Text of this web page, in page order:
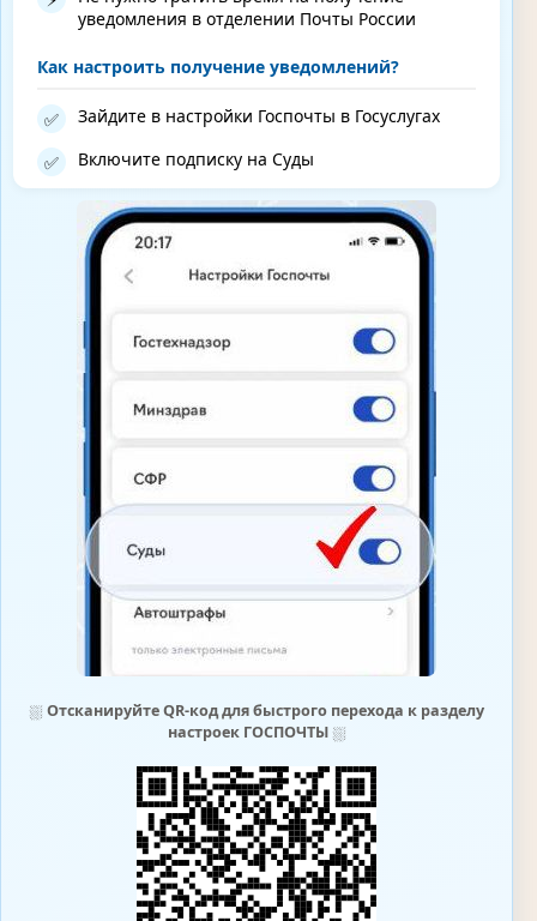
уведомления в отделении Почты России
Как настроить получение уведомлений?
✅ Зайдите в настройки Госпочты в Госуслугах
✅ Включите подписку на Суды
⛆ Отсканируйте QR-код для быстрого перехода к разделу
настроек ГОСПОЧТЫ⛆